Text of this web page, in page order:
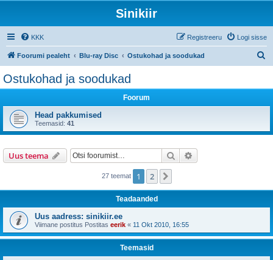
Sinikiir
KKK Logi sisse
Registreeru
Foorumi pealeht Blu-ray Disc Ostukohad ja soodukad
Ostukohad ja soodukad
Foorum
Head pakkumised
Teemasid: 41
Uus teema Otsi
27 teemat 1 2
Teadaanded
Uus aadress: sinikiir.ee
Viimane postitus Postitas eerik « 11 Okt 2010, 16:55
Teemasid